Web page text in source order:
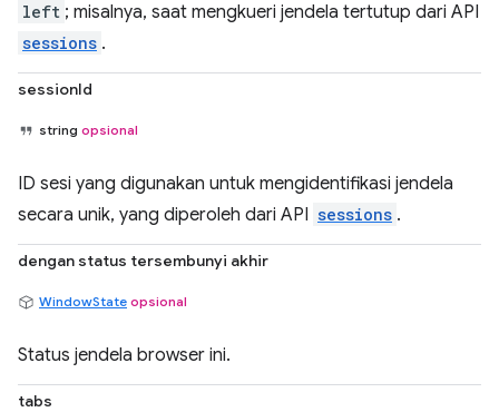
left ; misalnya, saat mengkueri jendela tertutup dari API
sessions .
sessionId
string opsional
ID sesi yang digunakan untuk mengidentifikasi jendela
secara unik, yang diperoleh dari API sessions .
dengan status tersembunyi akhir
WindowState opsional
Status jendela browser ini.
tabs